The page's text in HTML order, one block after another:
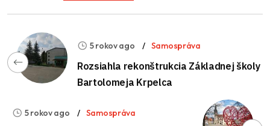
5 rokov ago Samospráva
Rozsiahla rekonštrukcia Základnej školy
Bartolomeja Krpelca
5 rokov ago Samospráva